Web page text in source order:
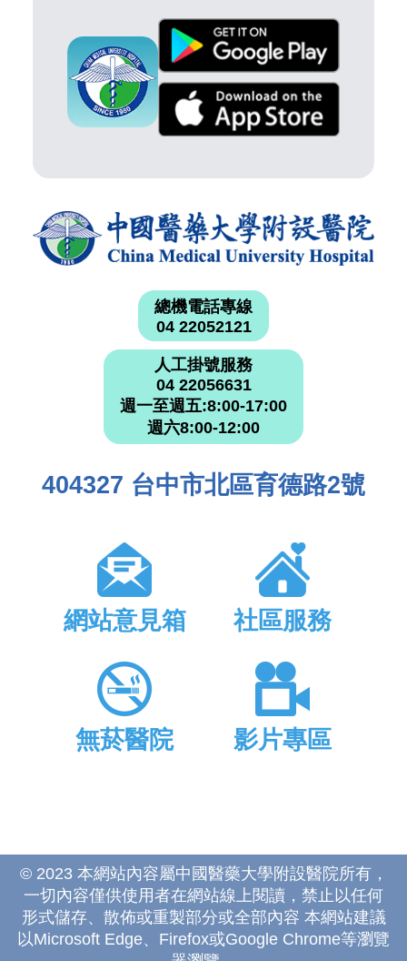
總機電話專線
04 22052121
人工掛號服務
04 22056631
週一至週五:8:00-17:00
週六8:00-12:00
404327 台中市北區育德路2號
網站意見箱 社區服務
無菸醫院 影片專區
© 2023 本網站內容屬中國醫藥大學附設醫院所有，
一切內容僅供使用者在網站線上閱讀，禁止以任何
形式儲存、散佈或重製部分或全部內容 本網站建議
以Microsoft Edge、Firefox或Google Chrome等瀏覽